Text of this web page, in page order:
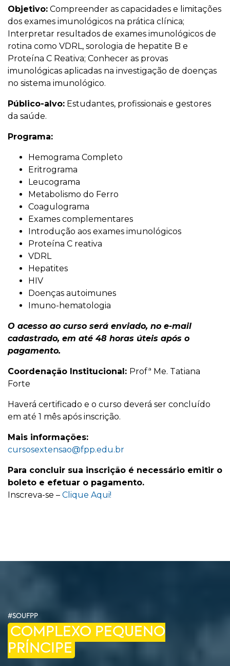
Objetivo: Compreender as capacidades e limitações
dos exames imunológicos na prática clínica;
Interpretar resultados de exames imunológicos de
rotina como VDRL, sorologia de hepatite B e
Proteína C Reativa; Conhecer as provas
imunológicas aplicadas na investigação de doenças
no sistema imunológico.
Público-alvo: Estudantes, profissionais e gestores
da saúde.
Programa:
Hemograma Completo
Eritrograma
Leucograma
Metabolismo do Ferro
Coagulograma
Exames complementares
Introdução aos exames imunológicos
Proteína C reativa
VDRL
Hepatites
HIV
Doenças autoimunes
Imuno-hematologia
O acesso ao curso será enviado, no e-mail
cadastrado, em até 48 horas úteis após o
pagamento.
Coordenação Institucional: Profª Me. Tatiana
Forte
Haverá certificado e o curso deverá ser concluído
em até 1 mês após inscrição.
Mais informações:
cursosextensao@fpp.edu.br
Para concluir sua inscrição é necessário emitir o
boleto e efetuar o pagamento.
Inscreva-se – Clique Aqui!
#SOUFPP
COMPLEXO PEQUENO
PRÍNCIPE